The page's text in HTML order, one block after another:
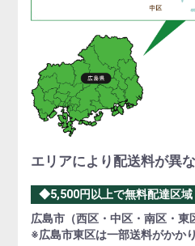
エリアにより配送料が異な
◆5,500円以上で無料配達区域
広島市（西区・中区・南区・東
※広島市東区は一部送料がかかり